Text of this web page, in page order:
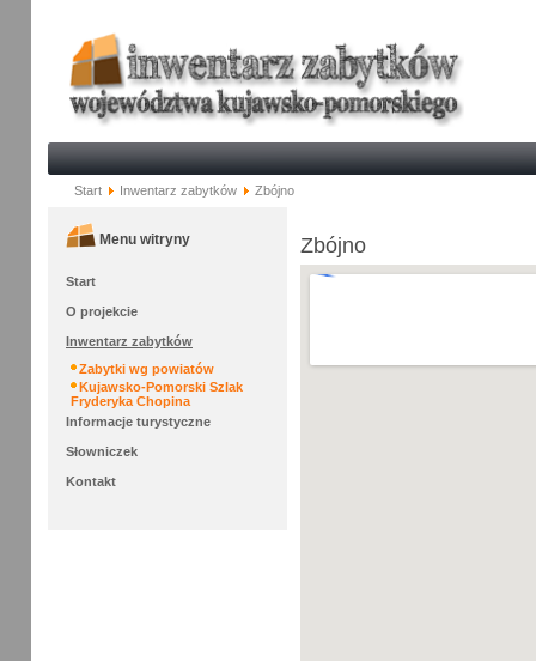
Start Inwentarz zabytków Zbójno
Menu witryny
Start
O projekcie
Inwentarz zabytków
Zabytki wg powiatów
Kujawsko-Pomorski Szlak
Fryderyka Chopina
Informacje turystyczne
Słowniczek
Kontakt
Zbójno